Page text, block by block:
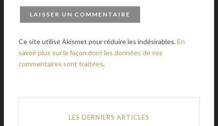
Ce site utilise Akismet pour réduire les indésirables.En
savoir plus sur la façon dont les données de vos
commentaires sont traitées.
LES DERNIERS ARTICLES